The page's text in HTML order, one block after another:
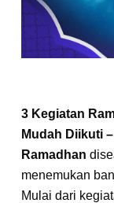
3 Kegiatan
Mudah Diikuti –
Ramadhan
menemukan
Mulai dari